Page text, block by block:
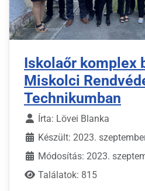
Iskolaőr komplex
Miskolci
Technikumban
Írta: Lövei Blanka
Készült: 2023.
Módosítás: 2023.
Találatok: 815